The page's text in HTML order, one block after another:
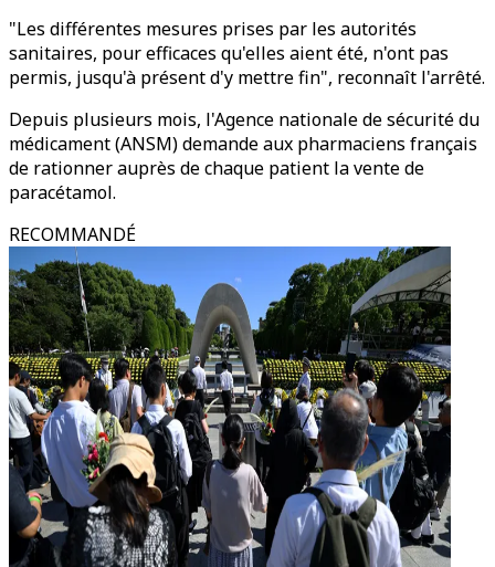
"Les différentes mesures prises par les autorités
sanitaires, pour efficaces qu'elles aient été, n'ont pas
permis, jusqu'à présent d'y mettre fin", reconnaît l'arrêté.
Depuis plusieurs mois, l'Agence nationale de sécurité du
médicament (ANSM) demande aux pharmaciens français
de rationner auprès de chaque patient la vente de
paracétamol.
RECOMMANDÉ